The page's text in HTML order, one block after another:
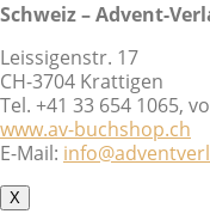
Schweiz – Advent-
Leissigenstr. 17
CH-3704 Krattigen
Tel. +41 33 654 1065,
www.av-buchshop.ch
E-Mail:
X